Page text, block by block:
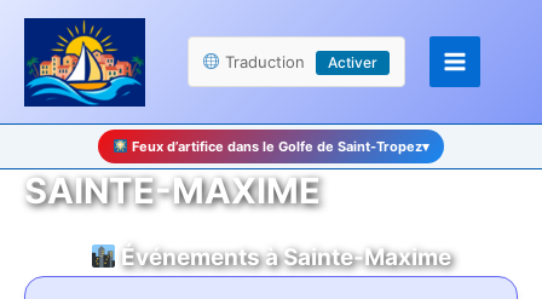
Panneau de gestion des cookies
Aller
contenu
Traduction Activer
Feux d’artifice dans le Golfe de Saint-Tropez▾
SAINTE-MAXIME
Événements à Sainte-Maxime